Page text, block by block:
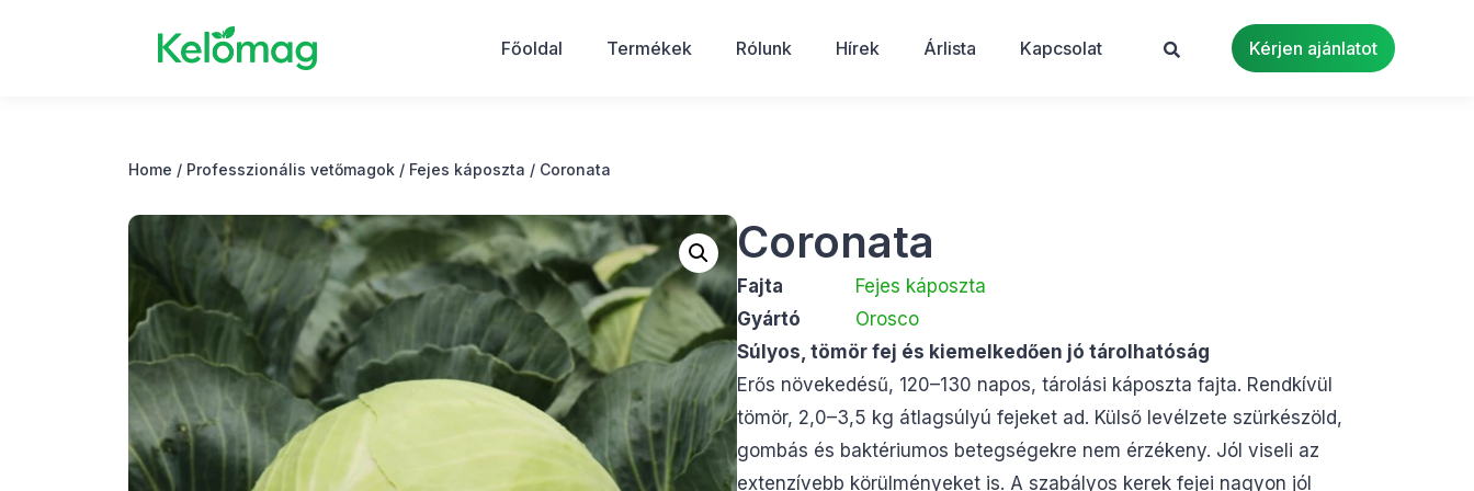
Főoldal Termékek Rólunk Hírek Árlista Kapcsolat Kérjen ajánlatot
Home / Professzionális vetőmagok / Fejes káposzta / Coronata
Coronata
Fajta
Fejes káposzta
Gyártó
Orosco
Súlyos, tömör fej és kiemelkedően jó tárolhatóság
Erős növekedésű, 120–130 napos, tárolási káposzta fajta. Rendkívül
tömör, 2,0–3,5 kg átlagsúlyú fejeket ad. Külső levélzete szürkészöld,
gombás és baktériumos betegségekre nem érzékeny. Jól viseli az
extenzívebb körülményeket is. A szabályos kerek fejei nagyon jól